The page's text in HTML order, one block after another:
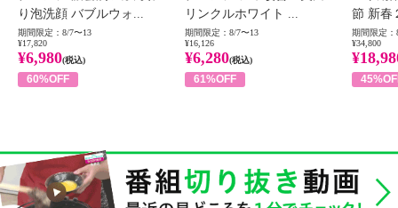
り泡洗顔 バブルウォ...
期間限定：8/7〜13
¥17,820
¥6,980(税込)
60%OFF
リンクルホワイト ...
期間限定：8/7〜13
¥16,126
¥6,280(税込)
61%OFF
節 新春
期間限定：
¥34,800